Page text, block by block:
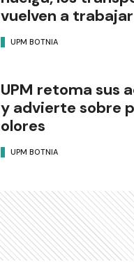
vuelven a trabajar
UPM BOTNIA
UPM retoma sus
y advierte sobre
olores
UPM BOTNIA